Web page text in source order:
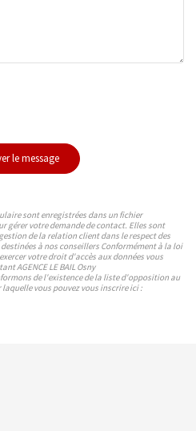
le message
sont enregistrées dans un fichier
gérer votre demande de contact. Elles sont
de la relation client dans le respect des
à nos conseillers Conformément à la loi
votre droit d'accès aux données vous
AGENCE LE BAIL Osny
de l'existence de la liste d'opposition au
vous pouvez vous inscrire ici :